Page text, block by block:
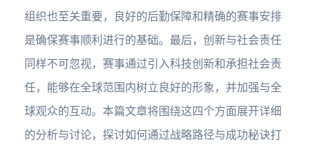
组织也至关重要，良好的后勤保障和精确的赛事安排
是确保赛事顺利进行的基础。最后，创新与社会责任
同样不可忽视，赛事通过引入科技创新和承担社会责
任，能够在全球范围内树立良好的形象，并加强与全
球观众的互动。本篇文章将围绕这四个方面展开详细
的分析与讨论，探讨如何通过战略路径与成功秘诀打